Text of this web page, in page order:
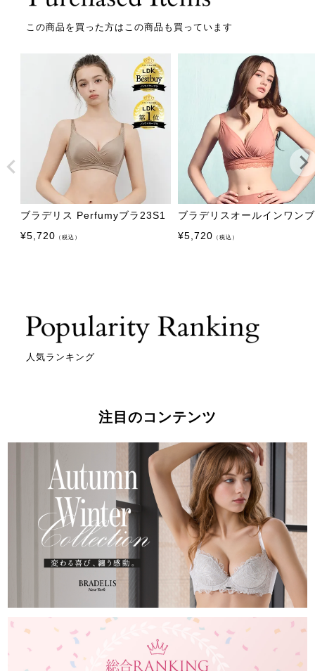
この商品を買った方はこの商品も買っています
ブラデリス Perfumyブラ23S1
¥5,720 （税込）
ブラデリスオールインワン
¥5,720 （税込）
人気ランキング
注目のコンテンツ